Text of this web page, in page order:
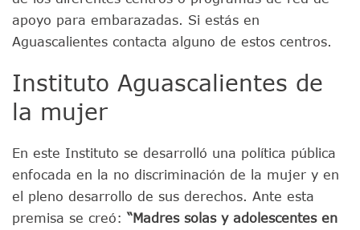
apoyo para embarazadas. Si estás en
Aguascalientes contacta alguno de estos centros.
Instituto Aguascalientes de
la mujer
En este Instituto se desarrolló una política pública
enfocada en la no discriminación de la mujer y en
el pleno desarrollo de sus derechos. Ante esta
premisa se creó:“Madres solas y adolescentes en